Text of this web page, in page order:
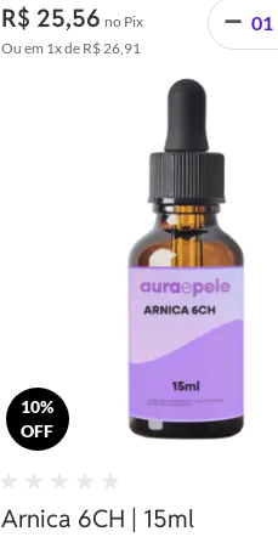
R$ 25,56 no Pix
Ou em 1xde R$ 26,91
10%
OFF
Arnica 6CH | 15ml